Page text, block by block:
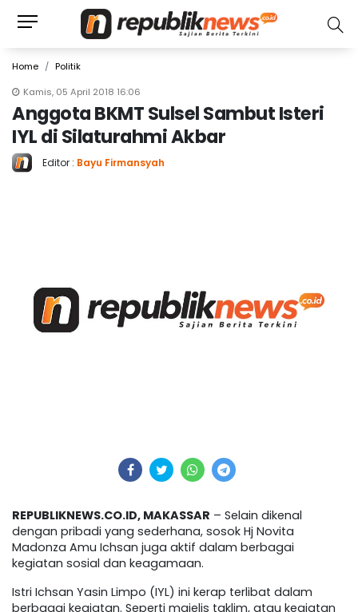
Home
Politik
Kamis, 05 April 2018 16:06
Anggota BKMT Sulsel Sambut Isteri
IYL di Silaturahmi Akbar
Editor : Bayu Firmansyah
REPUBLIKNEWS.CO.ID, MAKASSAR – Selain dikenal
dengan pribadi yang sederhana, sosok Hj Novita
Madonza Amu Ichsan juga aktif dalam berbagai
kegiatan sosial dan keagamaan.
Istri Ichsan Yasin Limpo (IYL) ini kerap terlibat dalam
berbagai kegiatan. Seperti majelis taklim, atau kegiatan